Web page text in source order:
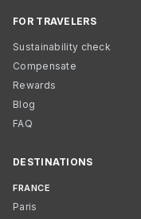
FOR TRAVELERS
Sustainability check
Compensate
Rewards
Blog
FAQ
DESTINATIONS
FRANCE
Paris